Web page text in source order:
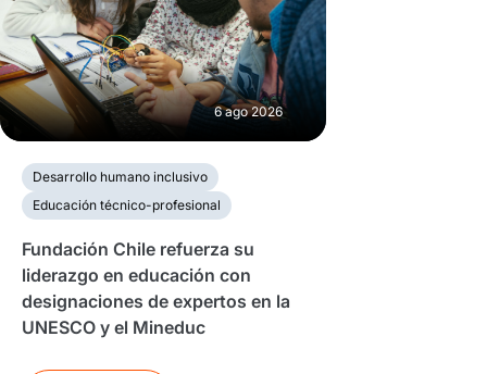
6 ago 2026
Desarrollo humano inclusivo
Educación técnico-profesional
Fundación Chile refuerza su
liderazgo en educación con
designaciones de expertos en la
UNESCO y el Mineduc